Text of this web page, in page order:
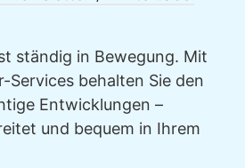
ständig in Bewegung. Mit
Services behalten Sie den
Entwicklungen –
und bequem in Ihrem